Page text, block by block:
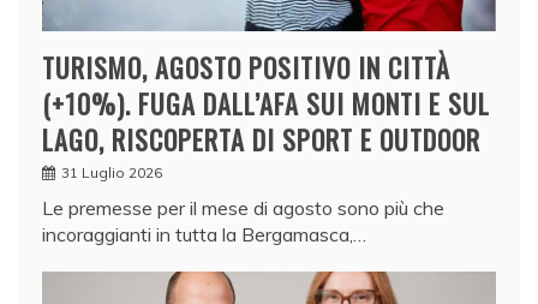
TURISMO, AGOSTO POSITIVO IN CITTÀ
(+10%). FUGA DALL’AFA SUI MONTI E SUL
LAGO, RISCOPERTA DI SPORT E OUTDOOR
31 Luglio 2026
Le premesse per il mese di agosto sono più che
incoraggianti in tutta la Bergamasca,…